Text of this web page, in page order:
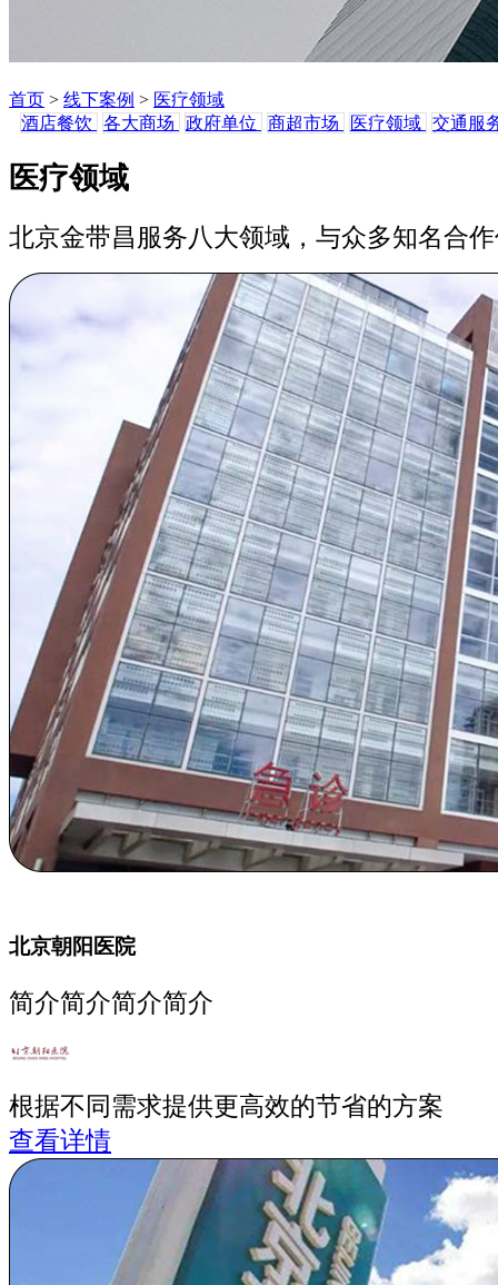
首页 > 线下案例 > 医疗领域
酒店餐饮 各大商场 政府单位 商超市场 医疗领域 交通服
医疗领域
北京金带昌服务八大领域，与众多知名合
北京朝阳医院
简介简介简介简介
根据不同需求提供更高效的节省的方案
查看详情